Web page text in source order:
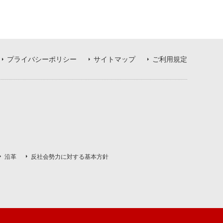
プライバシーポリシー サイトマップ ご利用規定
沿革 反社会勢力に対する基本方針